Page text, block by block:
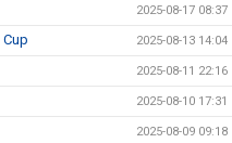
2025-08-17 08:37
2025-08-13 14:04
2025-08-11 22:16
2025-08-10 17:31
2025-08-09 09:18